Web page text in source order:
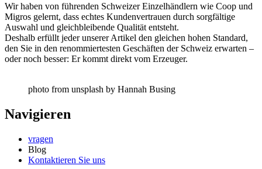
Wir haben von führenden Schweizer Einzelhändlern wie Coop und
Migros gelernt, dass echtes Kundenvertrauen durch sorgfältige
Auswahl und gleichbleibende Qualität entsteht.
Deshalb erfüllt jeder unserer Artikel den gleichen hohen Standard,
den Sie in den renommiertesten Geschäften der Schweiz erwarten –
oder noch besser: Er kommt direkt vom Erzeuger.
photo from unsplash by Hannah Busing
Navigieren
vragen
Blog
Kontaktieren Sie uns